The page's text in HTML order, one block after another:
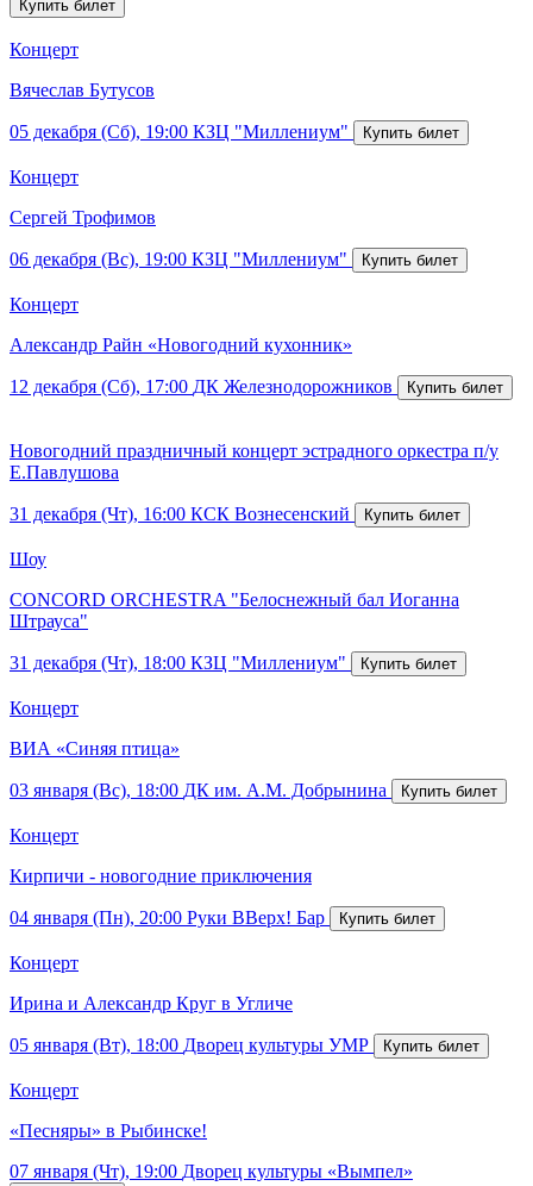
Концерт
Вячеслав Бутусов
05 декабря (Сб), 19:00 КЗЦ "Миллениум"
Концерт
Сергей Трофимов
06 декабря (Вс), 19:00 КЗЦ "Миллениум"
Концерт
Александр Райн «Новогодний кухонник»
12 декабря (Сб), 17:00 ДК Железнодорожников
Новогодний праздничный концерт эстрадного оркестра п/у
Е.Павлушова
31 декабря (Чт), 16:00 КСК Вознесенский
Шоу
CONCORD ORCHESTRA "Белоснежный бал Иоганна
Штрауса"
31 декабря (Чт), 18:00 КЗЦ "Миллениум"
Концерт
ВИА «Синяя птица»
03 января (Вс), 18:00 ДК им. А.М. Добрынина
Концерт
Кирпичи - новогодние приключения
04 января (Пн), 20:00 Руки ВВерх! Бар
Концерт
Ирина и Александр Круг в Угличе
05 января (Вт), 18:00 Дворец культуры УМР
Концерт
«Песняры» в Рыбинске!
07 января (Чт), 19:00 Дворец культуры «Вымпел»